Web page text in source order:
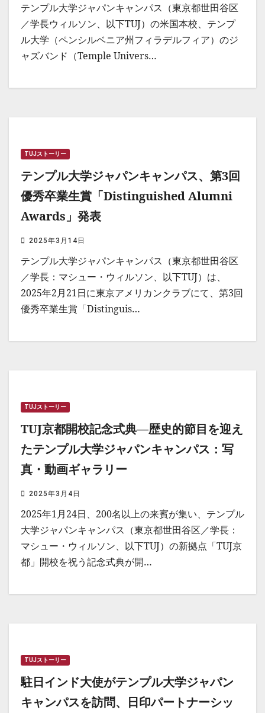
テンプル大学ジャパンキャンパス（東京都世田谷区
／学長ウィルソン、以下TUJ）の米国本校、テンプ
ル大学（ペンシルベニア州フィラデルフィア）のジ
ャズバンド（Temple Univers…
TUJストーリー
テンプル大学ジャパンキャンパス、第3回
優秀卒業生賞「Distinguished Alumni
Awards」発表
2025年3月14日
テンプル大学ジャパンキャンパス（東京都世田谷区
／学長：マシュー・ウィルソン、以下TUJ）は、
2025年2月21日に東京アメリカンクラブにて、第3回
優秀卒業生賞「Distinguis…
TUJストーリー
TUJ京都開校記念式典―歴史的節目を迎え
たテンプル大学ジャパンキャンパス：写
真・動画ギャラリー
2025年3月4日
2025年1月24日、200名以上の来賓が集い、テンプル
大学ジャパンキャンパス（東京都世田谷区／学長：
マシュー・ウィルソン、以下TUJ）の新拠点「TUJ京
都」開校を祝う記念式典が開…
TUJストーリー
駐日インド大使がテンプル大学ジャパン
キャンパスを訪問、日印パートナーシッ